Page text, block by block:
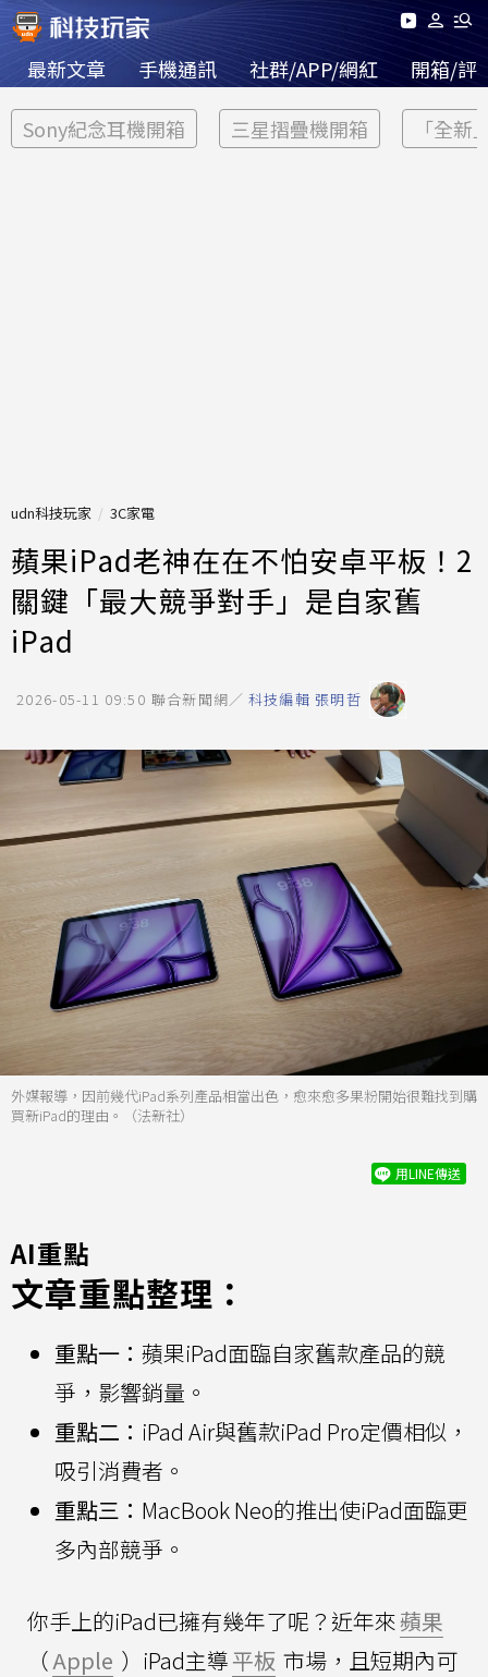
最新文章 手機通訊 社群/APP/網紅 開箱/評
Sony紀念耳機開箱 三星摺疊機開箱 「全新
udn科技玩家 3C家電
蘋果iPad老神在在不怕安卓平板！2
關鍵「最大競爭對手」是自家舊
iPad
2026-05-11 09:50 聯合新聞網／ 科技編輯 張明哲
外媒報導，因前幾代iPad系列產品相當出色，愈來愈多果粉開始很難找到購
買新iPad的理由。（法新社）
用LINE傳送
AI重點
文章重點整理：
重點一： 蘋果iPad面臨自家舊款產品的競
爭，影響銷量。
重點二： iPad Air與舊款iPad Pro定價相似，
吸引消費者。
重點三： MacBook Neo的推出使iPad面臨更
多內部競爭。
你手上的iPad已擁有幾年了呢？近年來蘋果
（Apple ）iPad主導平板 市場，且短期內可